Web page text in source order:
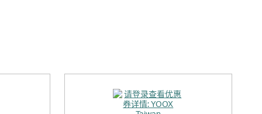
by prestigious designers, a carefully selected range of
to capsule collections by cutting-edge designers and a